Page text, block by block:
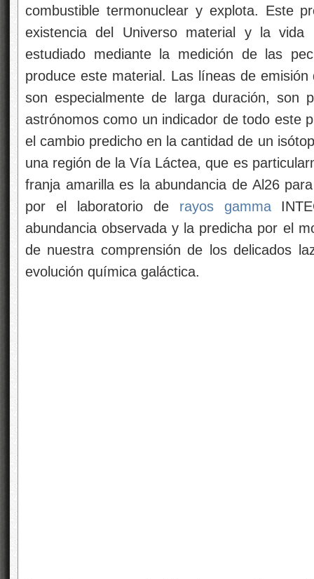
combustible termonuclear y explota. Este
existencia del Universo material y la vida
estudiado mediante la medición de las
produce este material. Las líneas de
son especialmente de larga duración, son
astrónomos como un indicador de todo este
el cambio predicho en la cantidad de un
una región de la Vía Láctea, que es
franja amarilla es la abundancia de Al26
por el laboratorio de rayos gamma
abundancia observada y la predicha por el
de nuestra comprensión de los delicados
evolución química galáctica.